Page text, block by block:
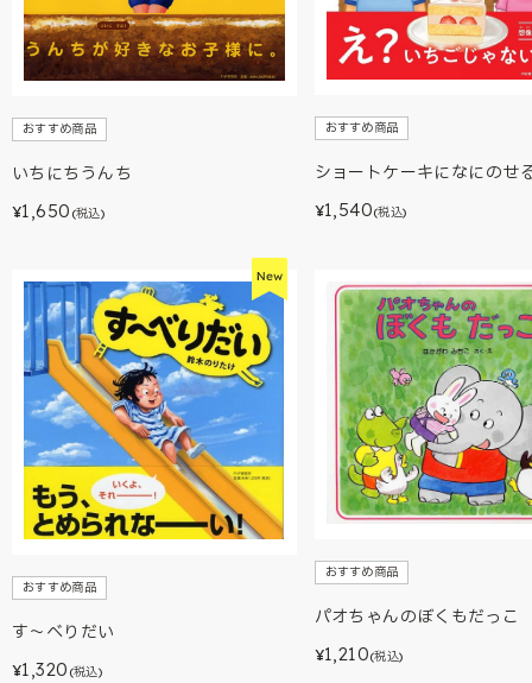
おすすめ商品
いちにちうんち
¥1,650 (税込)
おすすめ商品
ショートケーキになにのせ
¥1,540(税込)
おすすめ商品
す～べりだい
¥1,320 (税込)
おすすめ商品
パオちゃんのぼくもだっこ
¥1,210(税込)